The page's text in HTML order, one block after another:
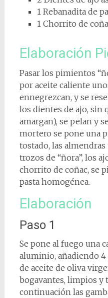
1 Rebanadita de
1 Chorrito de
Elaboración
Pasar los pimientos
por aceite caliente
ennegrezcan, y se
los dientes de ajo, sin
amargan), se pelan y
mortero se pone una
tostado, las almendras
trozos de “ñora”, los
chorrito de coñac, se
pasta homogénea.
Elaboración
Paso 1
Se pone al fuego una
aluminio, añadiendo 4
de aceite de oliva
bogavantes, limpios y
continuación las